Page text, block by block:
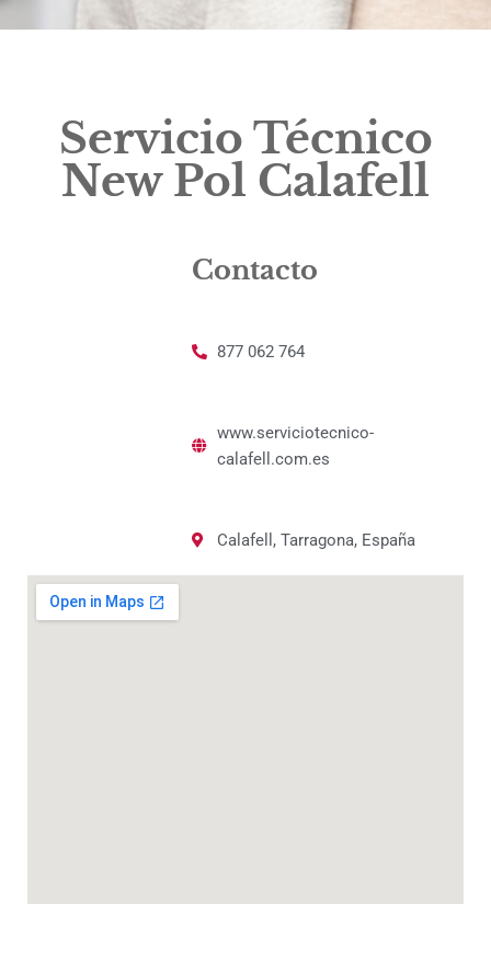
Servicio Técnico
New Pol Calafell
Contacto
877 062 764
www.serviciotecnico-
calafell.com.es
Calafell, Tarragona, España